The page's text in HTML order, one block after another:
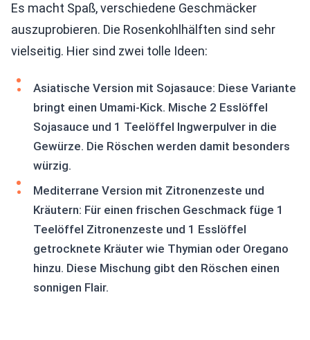
Es macht Spaß, verschiedene Geschmäcker
auszuprobieren. Die Rosenkohlhälften sind sehr
vielseitig. Hier sind zwei tolle Ideen:
Asiatische Version mit Sojasauce: Diese Variante
bringt einen Umami-Kick. Mische 2 Esslöffel
Sojasauce und 1 Teelöffel Ingwerpulver in die
Gewürze. Die Röschen werden damit besonders
würzig.
Mediterrane Version mit Zitronenzeste und
Kräutern: Für einen frischen Geschmack füge 1
Teelöffel Zitronenzeste und 1 Esslöffel
getrocknete Kräuter wie Thymian oder Oregano
hinzu. Diese Mischung gibt den Röschen einen
sonnigen Flair.